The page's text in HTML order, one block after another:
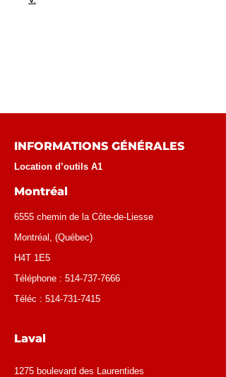
INFORMATIONS GÉNÉRALES
Location d’outils A1
Montréal
6555 chemin de la Côte-de-Liesse
Montréal , (Québec)
H4T 1E5
Téléphone : 514-737-7666
Téléc : 514-731-7415
Laval
1275 boulevard des Laurentides